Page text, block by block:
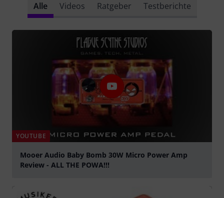
Alle Videos Ratgeber Testberichte
YOUTUBE
Mooer Audio Baby Bomb 30W Micro Power Amp
Review - ALL THE POWA!!!